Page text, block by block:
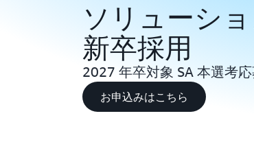
ソリューシ
新卒採用
2027 年卒対象 SA 本選考
お申込みはこちら